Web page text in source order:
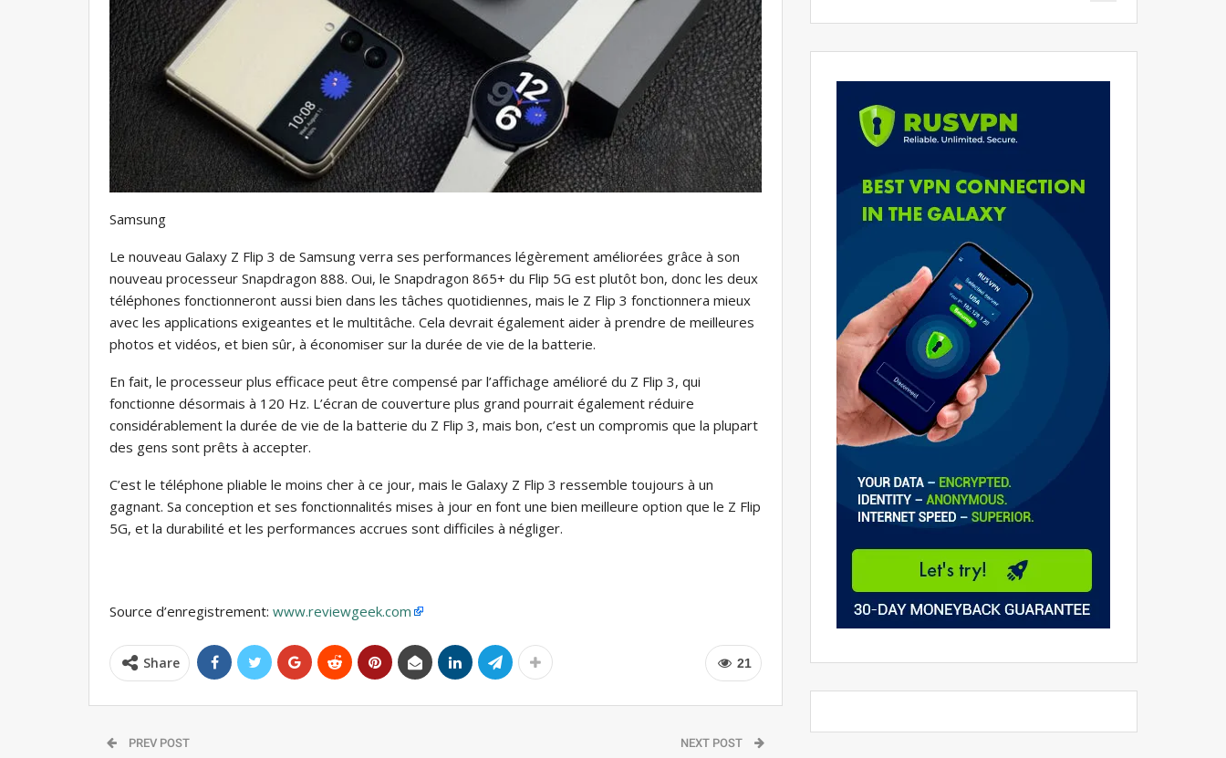
Samsung
Le nouveau Galaxy Z Flip 3 de Samsung verra ses performances légèrement améliorées grâce à son
nouveau processeur Snapdragon 888. Oui, le Snapdragon 865+ du Flip 5G est plutôt bon, donc les deux
téléphones fonctionneront aussi bien dans les tâches quotidiennes, mais le Z Flip 3 fonctionnera mieux
avec les applications exigeantes et le multitâche. Cela devrait également aider à prendre de meilleures
photos et vidéos, et bien sûr, à économiser sur la durée de vie de la batterie.
En fait, le processeur plus efficace peut être compensé par l’affichage amélioré du Z Flip 3, qui
fonctionne désormais à 120 Hz. L’écran de couverture plus grand pourrait également réduire
considérablement la durée de vie de la batterie du Z Flip 3, mais bon, c’est un compromis que la plupart
des gens sont prêts à accepter.
C’est le téléphone pliable le moins cher à ce jour, mais le Galaxy Z Flip 3 ressemble toujours à un
gagnant. Sa conception et ses fonctionnalités mises à jour en font une bien meilleure option que le Z Flip
5G, et la durabilité et les performances accrues sont difficiles à négliger.
Source d’enregistrement: www.reviewgeek.com
21
Share
PREV POST NEXT POST